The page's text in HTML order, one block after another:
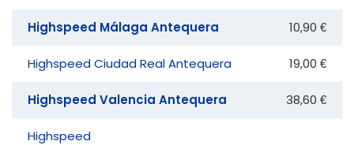
Highspeed Málaga Antequera 10,90 €
Highspeed Ciudad Real Antequera 19,00 €
Highspeed Valencia Antequera 38,60 €
Highspeed